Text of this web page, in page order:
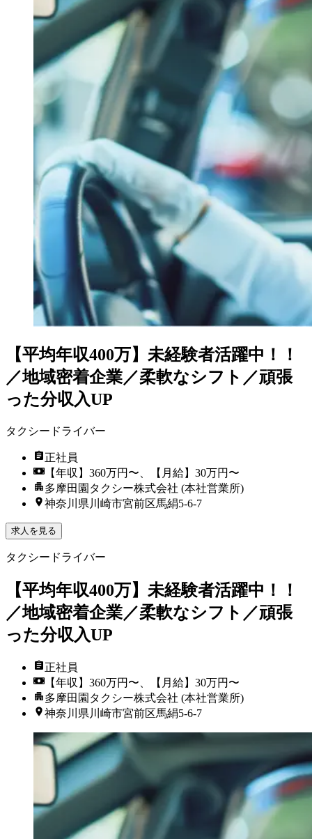
【平均年収400万】未経験者活躍中！！
／地域密着企業／柔軟なシフト／頑張
った分収入UP
タクシードライバー
正社員
【年収】360万円〜、【月給】30万円〜
多摩田園タクシー株式会社 (本社営業所)
神奈川県川崎市宮前区馬絹5-6-7
求人を見る
タクシードライバー
【平均年収400万】未経験者活躍中！！
／地域密着企業／柔軟なシフト／頑張
った分収入UP
正社員
【年収】360万円〜、【月給】30万円〜
多摩田園タクシー株式会社 (本社営業所)
神奈川県川崎市宮前区馬絹5-6-7